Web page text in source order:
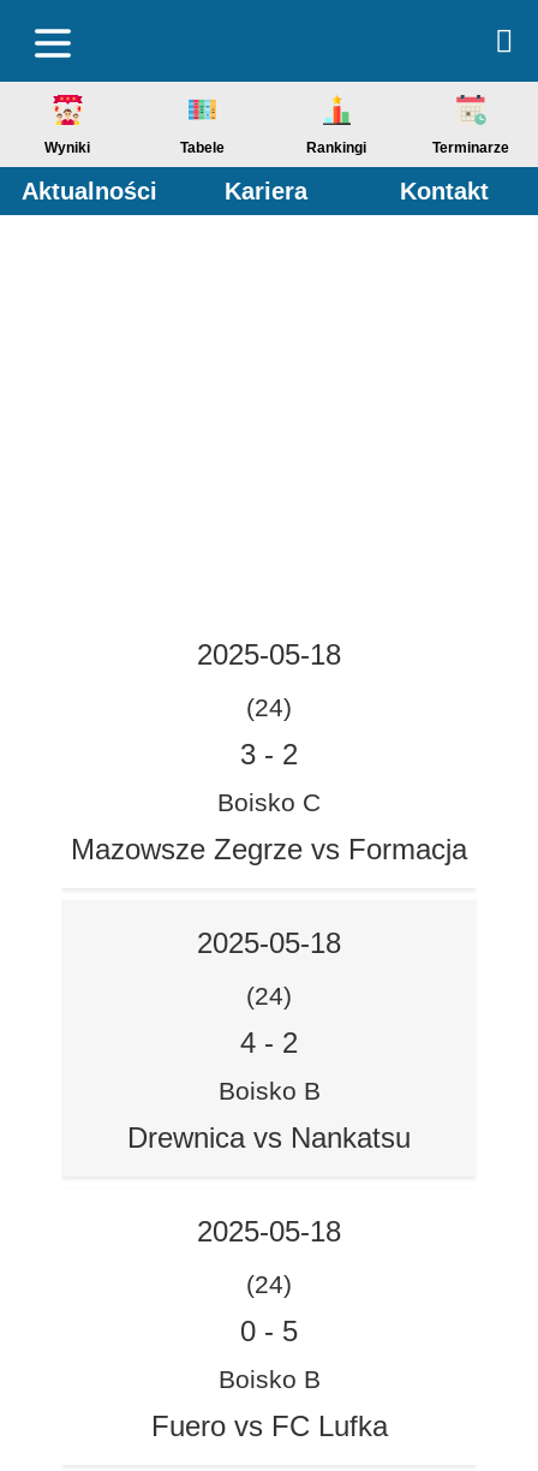
Wyniki Tabele Rankingi Terminarze
Aktualności Kariera Kontakt
2025-05-18
(24)
3 - 2
Boisko C
Mazowsze Zegrze vs Formacja
2025-05-18
(24)
4 - 2
Boisko B
Drewnica vs Nankatsu
2025-05-18
(24)
0 - 5
Boisko B
Fuero vs FC Lufka